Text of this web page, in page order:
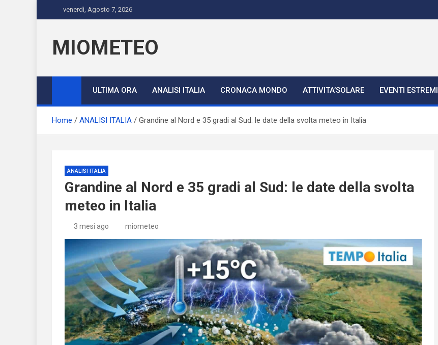
to
venerdì, Agosto 7, 2026
MIOMETEO
ULTIMA ORA ANALISI ITALIA CRONACA MONDO ATTIVITA’SOLARE EVENTI ESTREMI
Home ANALISI ITALIA Grandine al Nord e 35 gradi al Sud: le date della svolta meteo in Italia
ANALISI ITALIA
Grandine al Nord e 35 gradi al Sud: le date della svolta
meteo in Italia
3 mesi ago miometeo